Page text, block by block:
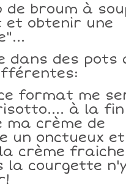
broum à
et obtenir une
dans des pots
format me
à la fin
ma crème de
un onctueux et
crème
la courgette